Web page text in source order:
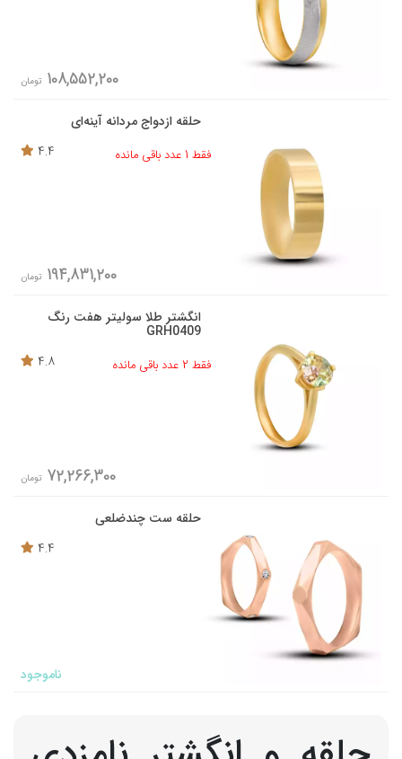
108,552,200 تومان
حلقه ازدواج مردانه آینه‌ای
فقط 1 عدد باقی مانده
4.4
194,831,200 تومان
انگشتر طلا سولیتر هفت رنگ
GRH0409
فقط 2 عدد باقی مانده
4.8
72,266,300 تومان
حلقه ست چندضلعی
4.4
ناموجود